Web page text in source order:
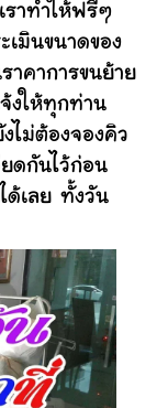
าทำให้ฟรีๆ
เมินขนาดของ
าคาการขนย้าย
จ้งให้ทุกท่าน
ไม่ต้องจองคิว
ดกันไว้ก่อน
ด้เลย ทั้งวัน